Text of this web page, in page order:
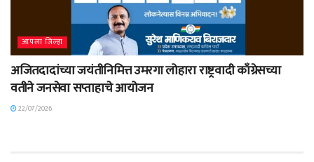
आपला जिल्हा
अजितदादांच्या जयंतीनिमित्त उमरगा लोहारा राष्ट्रवादी काँग्रेसच्या
वतीने जनसेवा सप्ताहाचे आयोजन
22/07/2026